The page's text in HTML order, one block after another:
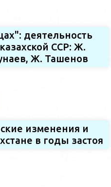
деятельность
ССР: Ж.
Ж. Ташенов
изменения и
в годы застоя